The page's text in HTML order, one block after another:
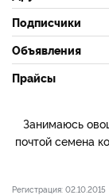
Подписчики
Объявления
Прайсы
Занимаюсь
почтой семена
Регистрация: 02.10.2015